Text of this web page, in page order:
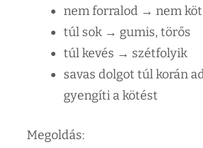
nem forralod → nem
túl sok → gumis, törős
túl kevés → szétfolyik
savas dolgot túl korán
gyengíti a kötést
Megoldás: